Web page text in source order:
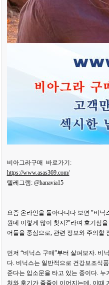
비아그라구매 바로가기:
https://www.asas369.com/
텔레그램: @hanavia15
요즘 온라인을 돌아다니다 보면 "비
뭔데 이렇게 많이 찾지?"라며 호기심
어들을 중심으로, 관련 정보와 주의할
먼저 “비닉스 구매”부터 살펴보자. 비
다. 비닉스는 일반적으로 건강보조식
준다는 입소문을 타고 있는 중이다.
처와 후기가 줄줄이 이어지는데, 이때